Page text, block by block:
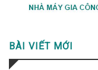
BÀI VIẾT MỚI